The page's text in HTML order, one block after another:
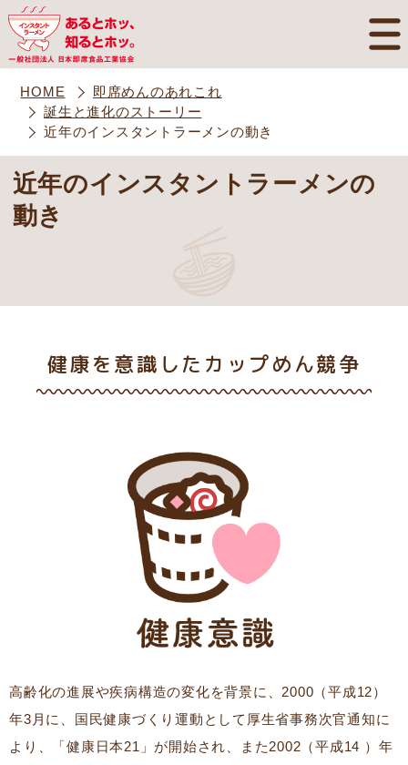
HOME
即席めんのあれこれ
誕生と進化のストーリー
近年のインスタントラーメンの動き
近年のインスタントラーメンの
動き
健康を意識したカップめん競争
高齢化の進展や疾病構造の変化を背景に、2000（平成12）
年3月に、国民健康づくり運動として厚生省事務次官通知に
より、「健康日本21」が開始され、また2002（平成14 ）年